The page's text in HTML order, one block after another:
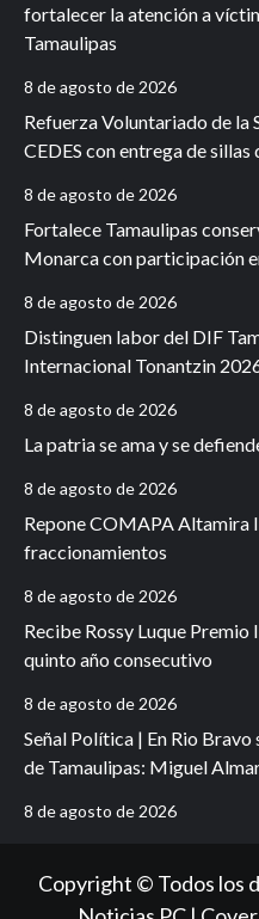
fortalecer la atención a
Tamaulipas
8 de agosto de 2026
Refuerza Voluntariado de la
CEDES con entrega de sillas
8 de agosto de 2026
Fortalece Tamaulipas
Monarca con participación
8 de agosto de 2026
Distinguen labor del DIF
Internacional Tonantzin
8 de agosto de 2026
La patria se ama y se
8 de agosto de 2026
Repone COMAPA Altamira
fraccionamientos
8 de agosto de 2026
Recibe Rossy Luque
quinto año consecutivo
8 de agosto de 2026
Señal Política | En Rio
de Tamaulipas: Miguel
8 de agosto de 2026
Copyright © Todos los